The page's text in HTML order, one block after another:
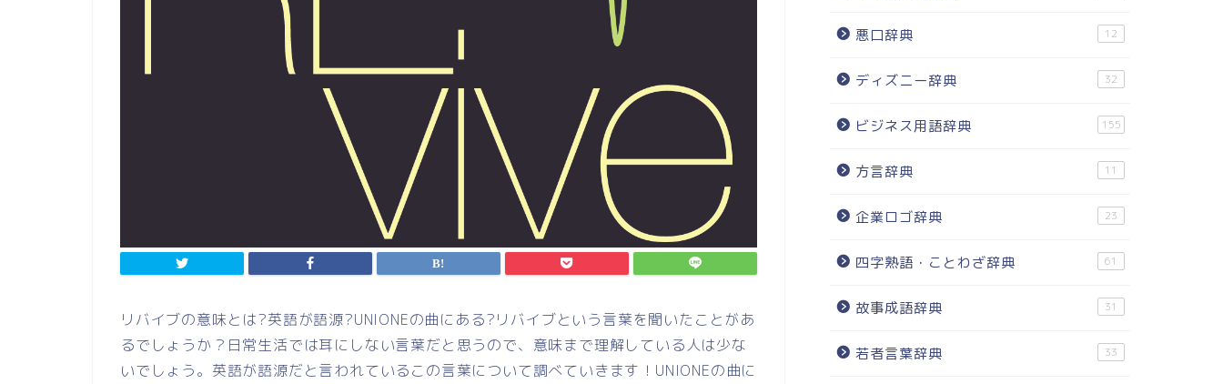
リバイブの意味とは?英語が語源?UNIONEの曲にある?リバイブという言葉を聞いたことがあ
るでしょうか？日常生活では耳にしない言葉だと思うので、意味まで理解している人は少な
いでしょう。英語が語源だと言われているこの言葉について調べていきます！UNIONEの曲に
悪口辞典 12
ディズニー辞典 32
ビジネス用語辞典 155
方言辞典 11
企業ロゴ辞典 23
四字熟語・ことわざ辞典 61
故事成語辞典 31
若者言葉辞典 33